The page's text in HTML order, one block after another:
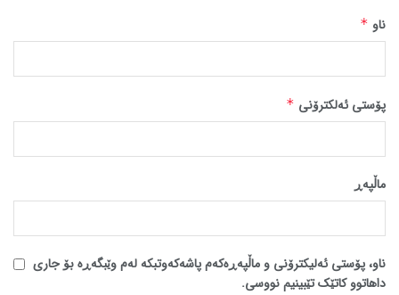
ناو *
پۆستی ئەلکترۆنی *
ماڵپه‌ڕ
ناو، پۆستی ئەلیکترۆنی و ماڵپەڕەکەم پاشەکەوتبکە لەم وێبگەڕە بۆ جاری
داهاتوو کاتێک تێبینیم نووسی.